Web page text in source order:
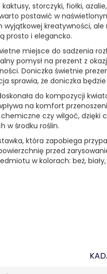
storczyki, fiołki,
postawić w
wyjątkowej kreatywności,
prosto i elegancko.
miejsce do sadzenia
pomysł na prezent z
Doniczka świetnie
sprawia, że doniczka będzie
do kompozycji
na komfort
czy wilgoć, dzięki
w środku roślin.
która zapobiega
przed
w kolorach: beż,